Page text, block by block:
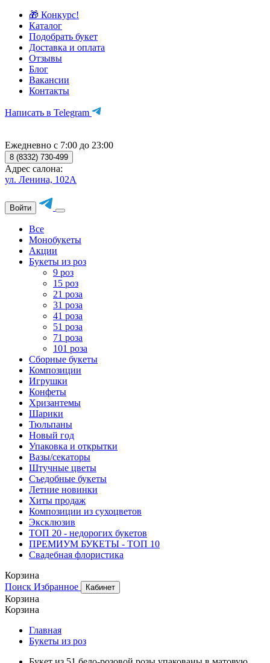
🎁 Конкурс!
Каталог
Подобрать букет
Доставка и оплата
Отзывы
Блог
Вакансии
Контакты
Написать в Telegram
Ежедневно с 7:00 до 23:00
8 (8332) 730-499
Адрес салона:
ул. Ленина, 102А
Войти
Все
Монобукеты
Акции
Букеты из роз
9 роз
15 роз
21 роза
31 роза
41 роза
51 роза
71 роза
101 роза
Сборные букеты
Композиции
Игрушки
Конфеты
Хризантемы
Шарики
Тюльпаны
Новый год
Упаковка и открытки
Вазы/секаторы
Штучные цветы
Съедобные букеты
Летние новинки
Хиты продаж
Композиции из сухоцветов
Эксклюзив
ТОП 20 - недорогих букетов
ПРЕМИУМ БУКЕТЫ - ТОП 10
Свадебная флористика
Корзина
Поиск Избранное Кабинет
Корзина
Корзина
Главная
Букеты из роз